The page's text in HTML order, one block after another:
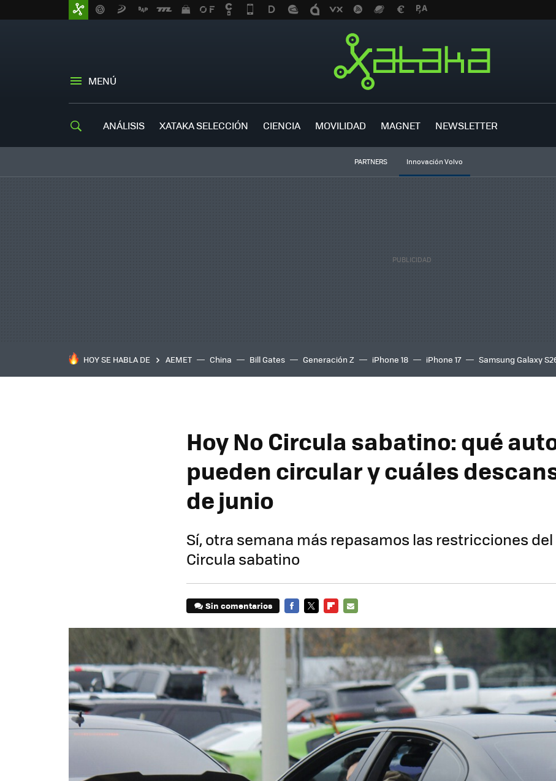
MENÚ
ANÁLISIS XATAKA SELECCIÓN CIENCIA MOVILIDAD MAGNET NEWSLETTER
PARTNERS Innovación Volvo
HOY SE HABLA DE AEMET China Bill Gates Generación Z iPhone 18 iPhone 17 Samsung Galaxy
Hoy No Circula sabatino: qué
pueden circular y cuáles
de junio
Sí, otra semana más repasamos las restricciones del
Circula sabatino
Sin comentarios
MAIL